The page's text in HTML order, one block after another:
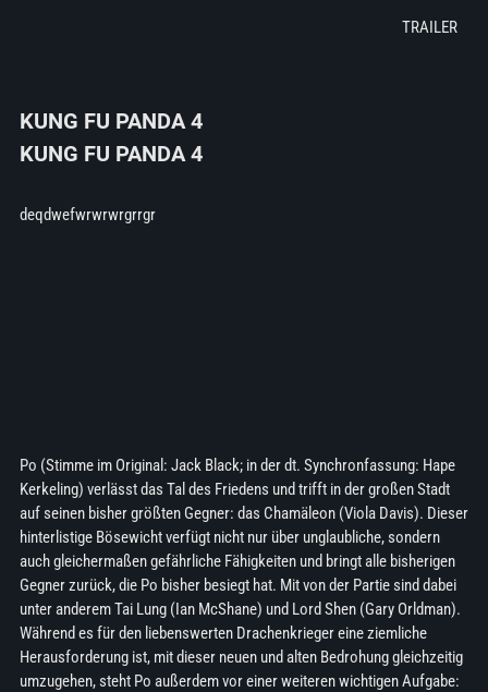
KUNG FU PANDA 4
KUNG FU PANDA 4
deqdwefwrwrwrgrrgr
Po (Stimme im Original: Jack Black; in der dt. Synchronfassung: Hape
Kerkeling) verlässt das Tal des Friedens und trifft in der großen Stadt
auf seinen bisher größten Gegner: das Chamäleon (Viola Davis). Dieser
hinterlistige Bösewicht verfügt nicht nur über unglaubliche, sondern
auch gleichermaßen gefährliche Fähigkeiten und bringt alle bisherigen
Gegner zurück, die Po bisher besiegt hat. Mit von der Partie sind dabei
unter anderem Tai Lung (Ian McShane) und Lord Shen (Gary Orldman).
Während es für den liebenswerten Drachenkrieger eine ziemliche
Herausforderung ist, mit dieser neuen und alten Bedrohung gleichzeitig
umzugehen, steht Po außerdem vor einer weiteren wichtigen Aufgabe: